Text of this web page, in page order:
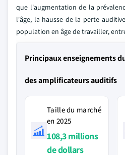
que l'augmentation de la
l'âge, la hausse de la perte
population en âge de travailler,
Principaux enseignements
des amplificateurs auditifs
Taille du marché
en 2025
108,3 millions
de dollars